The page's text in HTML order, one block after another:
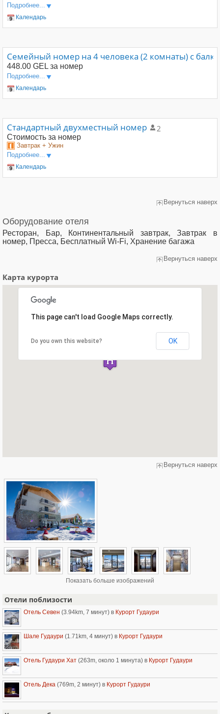
Подробнее...
Календарь
Семейный номер на 4 человека (2 комнаты) с
448.00 GEL за номер
Подробнее...
Календарь
Стандартный двухместный номер 2
Стоимость за номер
Завтрак + Ужин
Подробнее...
Календарь
Вернуться наверх
Оборудование отеля
Ресторан, Бар, Континентальный завтрак, Завтрак в
номер, Пресса, Бесплатный Wi-Fi, Хранение багажа
Вернуться наверх
Карта курорта
This page can't load Google Maps correctly.
Do you own this website? OK
Вернуться наверх
Показать больше изображений
Отели поблизости
Отель Севен (3.94km, 7 минут) в Курорт Гудаури
Шале Гудаури (1.71km, 4 минут) в Курорт Гудаури
Отель Гудаури Хат (263m, около 1 минута) в Курорт Гудаури
Отель Дека (769m, 2 минут) в Курорт Гудаури